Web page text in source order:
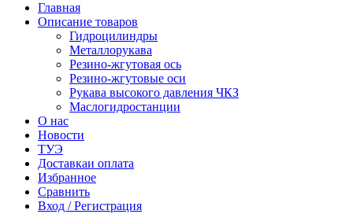
Главная
Описание товаров
Гидроцилиндры
Металлорукава
Резино-жгутовая ось
Резино-жгутовые оси
Рукава высокого давления ЧКЗ
Маслогидростанции
О нас
Новости
ТУЭ
Доставкаи оплата
Избранное
Сравнить
Вход / Регистрация